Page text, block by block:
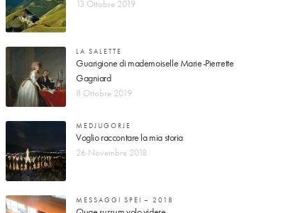
13 Ottobre 2019
LA SALETTE
Guarigione di mademoiselle Marie-Pierrette
Gagniard
8 Ottobre 2019
MEDJUGORJE
Voglio raccontare la mia storia
26 Novembre 2018
MESSAGGI SPEI – 2018